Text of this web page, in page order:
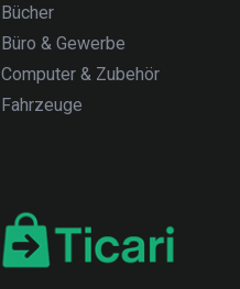
Bücher
Büro & Gewerbe
Computer & Zubehör
Fahrzeuge